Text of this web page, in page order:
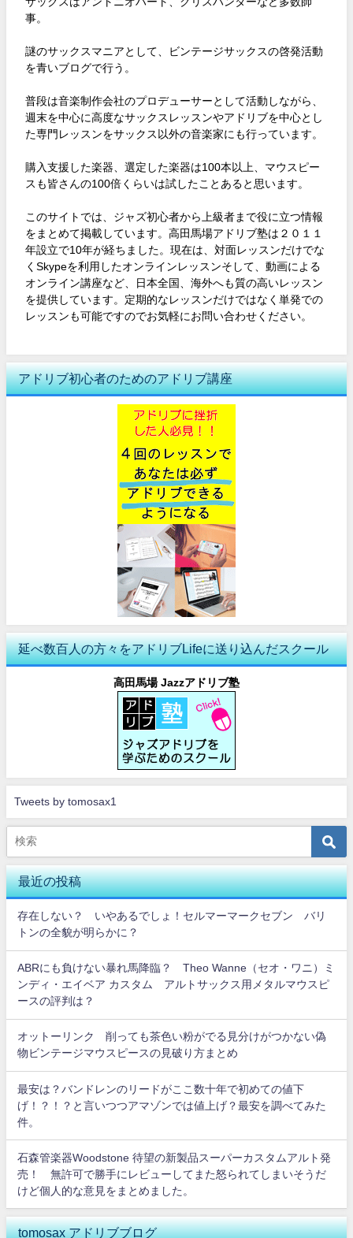
事。
謎のサックスマニアとして、ビンテージサックスの啓発活動
を青いブログで行う。
普段は音楽制作会社のプロデューサーとして活動しながら、
週末を中心に高度なサックスレッスンやアドリブを中心とし
た専門レッスンをサックス以外の音楽家にも行っています。
購入支援した楽器、選定した楽器は100本以上、マウスピー
スも皆さんの100倍くらいは試したことあると思います。
このサイトでは、ジャズ初心者から上級者まで役に立つ情報
をまとめて掲載しています。高田馬場アドリブ塾は２０１１
年設立で10年が経ちました。現在は、対面レッスンだけでな
くSkypeを利用したオンラインレッスンそして、動画による
オンライン講座など、日本全国、海外へも質の高いレッスン
を提供しています。定期的なレッスンだけではなく単発での
レッスンも可能ですのでお気軽にお問い合わせください。
アドリブ初心者のためのアドリブ講座
延べ数百人の方々をアドリブLifeに送り込んだスクール
高田馬場 Jazzアドリブ塾
Tweets by tomosax1
最近の投稿
存在しない？ いやあるでしょ！セルマーマークセブン バリ
トンの全貌が明らかに？
ABRにも負けない暴れ馬降臨？ Theo Wanne（セオ・ワニ）ミ
ンディ・エイベア カスタム アルトサックス用メタルマウスピ
ースの評判は？
オットーリンク 削っても茶色い粉がでる見分けがつかない偽
物ビンテージマウスピースの見破り方まとめ
最安は？バンドレンのリードがここ数十年で初めての値下
げ！？！？と言いつつアマゾンでは値上げ？最安を調べてみた
件。
石森管楽器Woodstone 待望の新製品スーパーカスタムアルト発
売！ 無許可で勝手にレビューしてまた怒られてしまいそうだ
けど個人的な意見をまとめました。
tomosax アドリブブログ